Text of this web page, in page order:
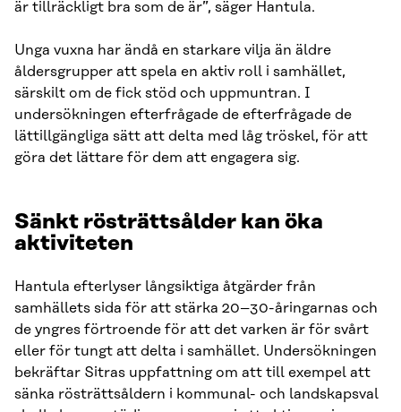
är tillräckligt bra som de är”, säger Hantula.
Unga vuxna har ändå en starkare vilja än äldre
åldersgrupper att spela en aktiv roll i samhället,
särskilt om de fick stöd och uppmuntran. I
undersökningen efterfrågade de efterfrågade de
lättillgängliga sätt att delta med låg tröskel, för att
göra det lättare för dem att engagera sig.
Sänkt rösträttsålder kan öka
aktiviteten
Hantula efterlyser långsiktiga åtgärder från
samhällets sida för att stärka 20–30-åringarnas och
de yngres förtroende för att det varken är för svårt
eller för tungt att delta i samhället. Undersökningen
bekräftar Sitras uppfattning om att till exempel att
sänka rösträttsåldern i kommunal- och landskapsval